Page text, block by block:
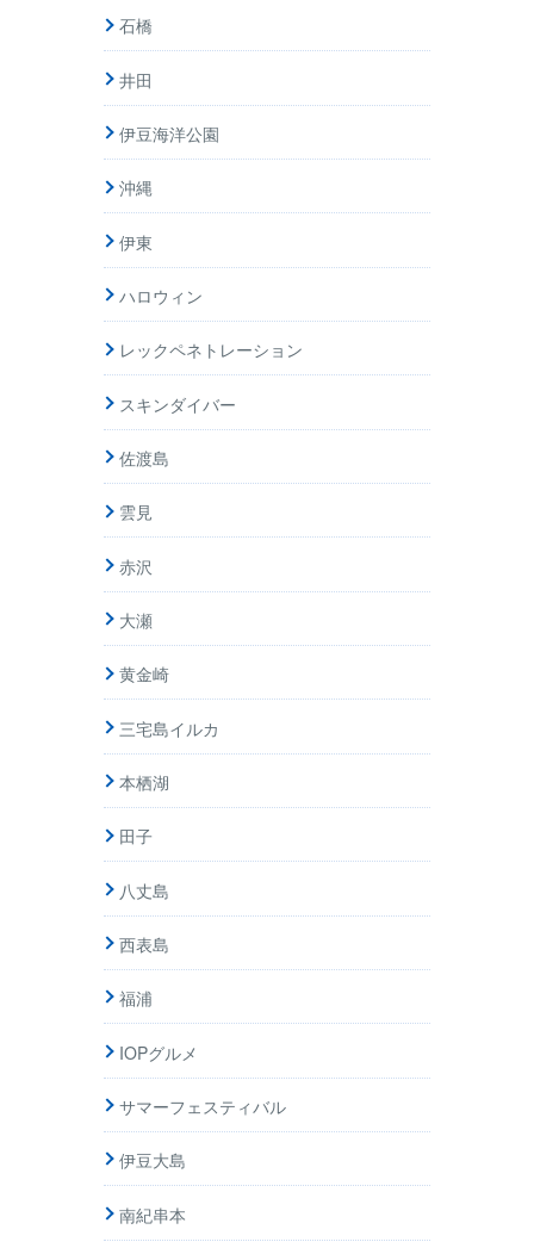
石橋
井田
伊豆海洋公園
沖縄
伊東
ハロウィン
レックペネトレーション
スキンダイバー
佐渡島
雲見
赤沢
大瀬
黄金崎
三宅島イルカ
本栖湖
田子
八丈島
西表島
福浦
IOPグルメ
サマーフェスティバル
伊豆大島
南紀串本